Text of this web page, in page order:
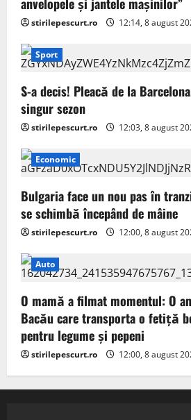
stirilepescurt.ro 12:14, 8 august
Sport
S-a decis! Pleacă de la
singur sezon
stirilepescurt.ro 12:03, 8 august
Economic
Bulgaria face un nou pas în
se schimbă începând de mâine
stirilepescurt.ro 12:00, 8 august
Auto
O mamă a filmat momentul: O
Bacău care transporta o fetiță
pentru legume și pepeni
stirilepescurt.ro 12:00, 8 august